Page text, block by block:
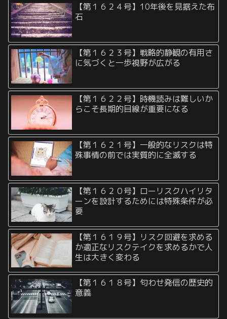
【第１６２４号】10年後を見据えた布
石
【第１６２３号】戦略的静観の有用さ
に気づくと一歩視野が広がる
【第１６２２号】時機読みは難しいか
らこそ長期的目線が重要になる
【第１６２１号】一般的なリスクは特
殊事情の前では実質的に全滅する
【第１６２０号】ローリスクハイリタ
ーンを設計するためには特殊条件が必
要
【第１６１９号】リスク回避を求める
か適正なリスクテイクを求めるかで人
生は大きく変わる
【第１６１８号】匂わせ発信の歴史的
意義